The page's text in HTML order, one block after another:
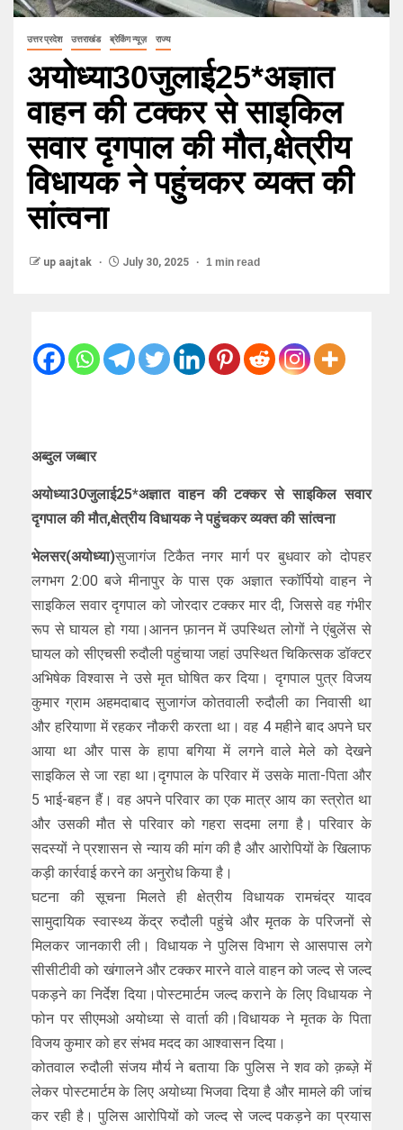
उत्तर प्रदेश उत्तराखंड ब्रेकिंग न्यूज़ राज्य
अयोध्या30जुलाई25*अज्ञात
वाहन की टक्कर से साइकिल
सवार दृगपाल की मौत,क्षेत्रीय
विधायक ने पहुंचकर व्यक्त की
सांत्वना
up aajtak July 30, 2025 1 min read
अब्दुल जब्बार
अयोध्या30जुलाई25*अज्ञात वाहन की टक्कर से साइकिल सवार
दृगपाल की मौत,क्षेत्रीय विधायक ने पहुंचकर व्यक्त की सांत्वना
भेलसर(अयोध्या)सुजागंज टिकैत नगर मार्ग पर बुधवार को दोपहर
लगभग 2:00 बजे मीनापुर के पास एक अज्ञात स्कॉर्पियो वाहन ने
साइकिल सवार दृगपाल को जोरदार टक्कर मार दी, जिससे वह गंभीर
रूप से घायल हो गया।आनन फ़ानन में उपस्थित लोगों ने एंबुलेंस से
घायल को सीएचसी रुदौली पहुंचाया जहां उपस्थित चिकित्सक डॉक्टर
अभिषेक विश्वास ने उसे मृत घोषित कर दिया। दृगपाल पुत्र विजय
कुमार ग्राम अहमदाबाद सुजागंज कोतवाली रुदौली का निवासी था
और हरियाणा में रहकर नौकरी करता था। वह 4 महीने बाद अपने घर
आया था और पास के हापा बगिया में लगने वाले मेले को देखने
साइकिल से जा रहा था।दृगपाल के परिवार में उसके माता-पिता और
5 भाई-बहन हैं। वह अपने परिवार का एक मात्र आय का स्त्रोत था
और उसकी मौत से परिवार को गहरा सदमा लगा है। परिवार के
सदस्यों ने प्रशासन से न्याय की मांग की है और आरोपियों के खिलाफ
कड़ी कार्रवाई करने का अनुरोध किया है।
घटना की सूचना मिलते ही क्षेत्रीय विधायक रामचंद्र यादव
सामुदायिक स्वास्थ्य केंद्र रुदौली पहुंचे और मृतक के परिजनों से
मिलकर जानकारी ली। विधायक ने पुलिस विभाग से आसपास लगे
सीसीटीवी को खंगालने और टक्कर मारने वाले वाहन को जल्द से जल्द
पकड़ने का निर्देश दिया।पोस्टमार्टम जल्द कराने के लिए विधायक ने
फोन पर सीएमओ अयोध्या से वार्ता की।विधायक ने मृतक के पिता
विजय कुमार को हर संभव मदद का आश्वासन दिया।
कोतवाल रुदौली संजय मौर्य ने बताया कि पुलिस ने शव को क़ब्ज़े में
लेकर पोस्टमार्टम के लिए अयोध्या भिजवा दिया है और मामले की जांच
कर रही है। पुलिस आरोपियों को जल्द से जल्द पकड़ने का प्रयास